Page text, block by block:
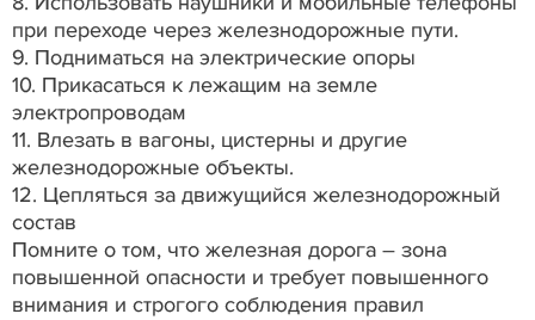
при переходе через железнодорожные пути.
9. Подниматься на электрические опоры
10. Прикасаться к лежащим на земле
электропроводам
11. Влезать в вагоны, цистерны и другие
железнодорожные объекты.
12. Цепляться за движущийся железнодорожный
состав
Помните о том, что железная дорога – зона
повышенной опасности и требует повышенного
внимания и строгого соблюдения правил